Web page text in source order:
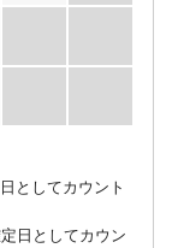
としてカウント
日としてカウン